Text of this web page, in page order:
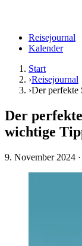
Reisejournal
Kalender
Start
›Reisejournal
›Der perfekte
Der
wichtige
9. November 2024